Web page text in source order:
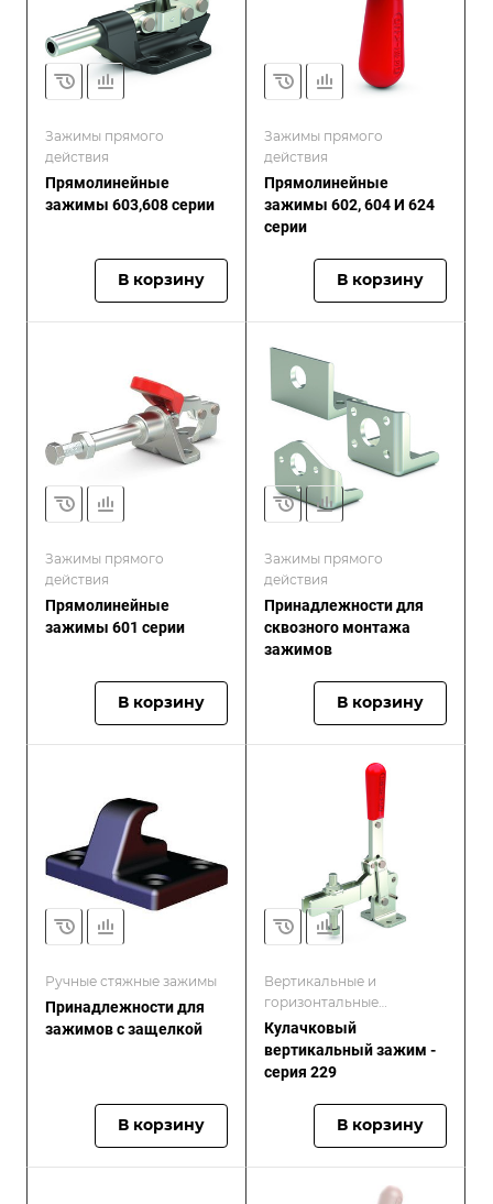
Зажимы прямого
действия
Прямолинейные
зажимы 603,608 серии
В корзину
Зажимы прямого
действия
Прямолинейные
зажимы 602, 604 И 624
серии
В корзину
Зажимы прямого
действия
Прямолинейные
зажимы 601 серии
В корзину
Зажимы прямого
действия
Принадлежности для
сквозного монтажа
зажимов
В корзину
Ручные стяжные зажимы
Принадлежности для
зажимов с защелкой
В корзину
Вертикальные и
горизонтальные
прижимные зажимы
Кулачковый
вертикальный зажим -
серия 229
В корзину